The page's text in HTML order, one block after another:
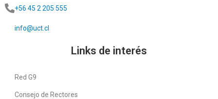
+56 45 2 205 555
info@uct.cl
Links de interés
Red G9
Consejo de Rectores